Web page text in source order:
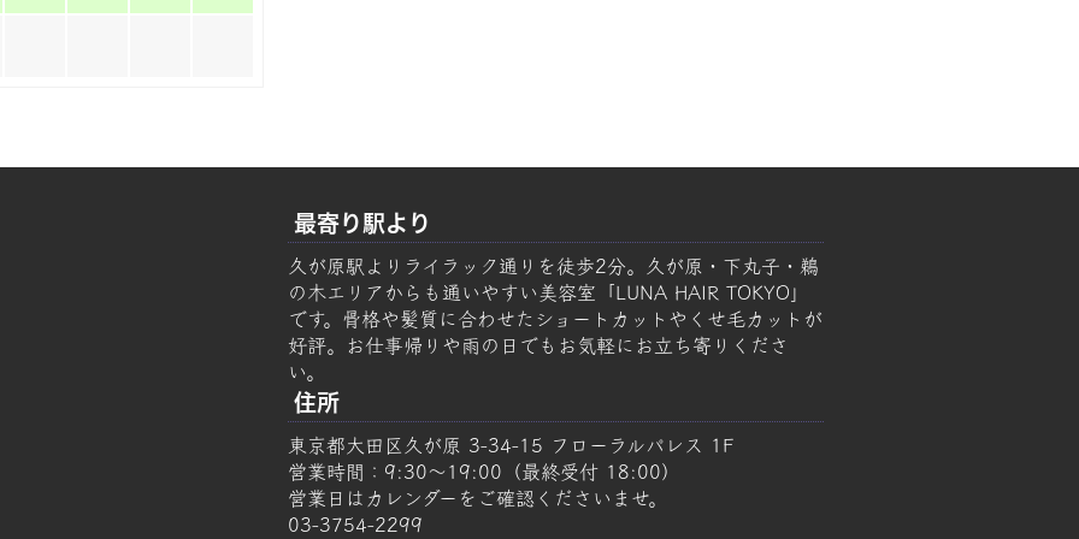
最寄り駅より
久が原駅よりライラック通りを徒歩2分。久が原・下丸子・鵜
の木エリアからも通いやすい美容室「LUNA HAIR TOKYO」
です。骨格や髪質に合わせたショートカットやくせ毛カットが
好評。お仕事帰りや雨の日でもお気軽にお立ち寄りくださ
い。
住所
東京都大田区久が原 3-34-15 フローラルパレス 1F
営業時間：9:30～19:00（最終受付 18:00）
営業日はカレンダーをご確認くださいませ。
03-3754-2299